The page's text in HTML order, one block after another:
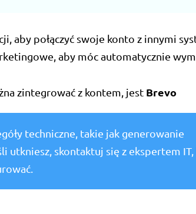
aby połączyć swoje konto z innymi
aby móc automatycznie
zintegrować z kontem, jest Brevo
techniczne, takie jak generowanie
utkniesz, skontaktuj się z ekspertem